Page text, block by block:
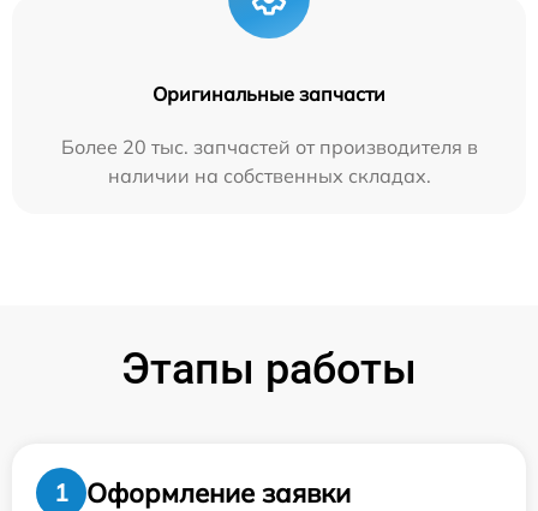
Оригинальные запчасти
Более 20 тыс. запчастей от производителя в
наличии на собственных складах.
Этапы работы
1
Оформление заявки